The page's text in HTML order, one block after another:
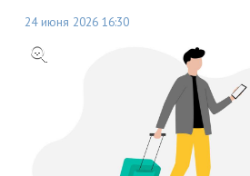
24 июня 2026 16:30